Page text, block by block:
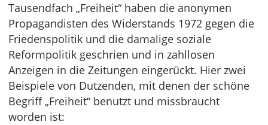
Tausendfach „Freiheit“ haben die anonymen
Propagandisten des Widerstands 1972 gegen die
Friedenspolitik und die damalige soziale
Reformpolitik geschrien und in zahllosen
Anzeigen in die Zeitungen eingerückt. Hier zwei
Beispiele von Dutzenden, mit denen der schöne
Begriff „Freiheit“ benutzt und missbraucht
worden ist: